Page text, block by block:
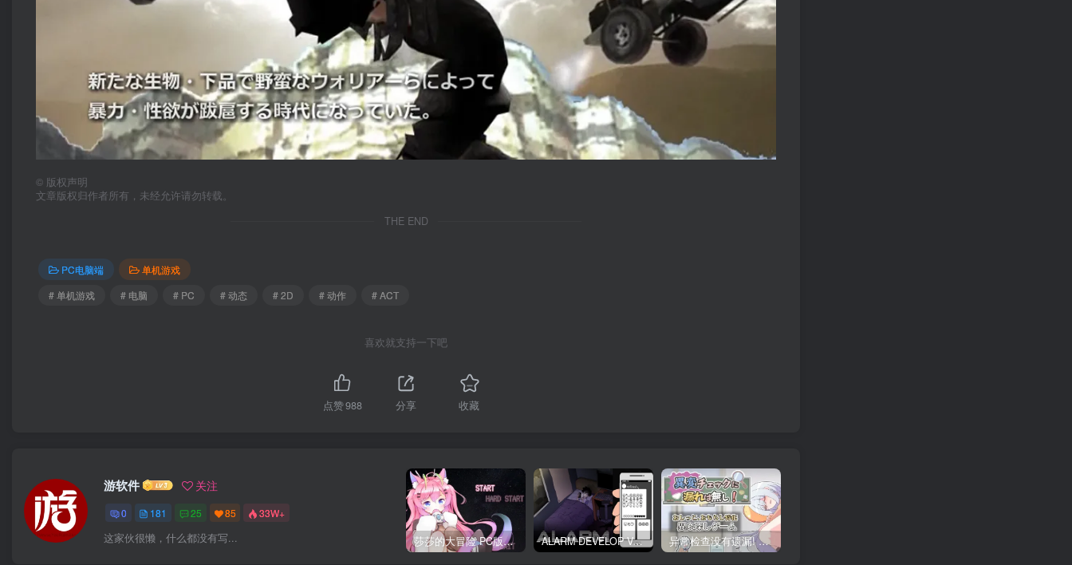
© 版权声明
文章版权归作者所有，未经允许请勿转载。
THE END
PC电脑端
单机游戏
# 单机游戏
# 电脑 # PC # 动态 # 2D # 动作 # ACT
喜欢就支持一下吧
点赞988 分享 收藏
游软件 关注
0 181 25 85 33W+
这家伙很懒，什么都没有写... 莎莎的大冒险 PC版下载 テレサちゃんミニゲーム! 莎莎あどべんちゃー ALARM DEVELOP Ver0.4 双端PC+JOI模拟器 深夜躲避继母手机聊天 异常检查没有遗漏! 双端PC+JOI模拟器汉化版 異変チェックに漏れは無し! 异变检查，毫无疏漏！